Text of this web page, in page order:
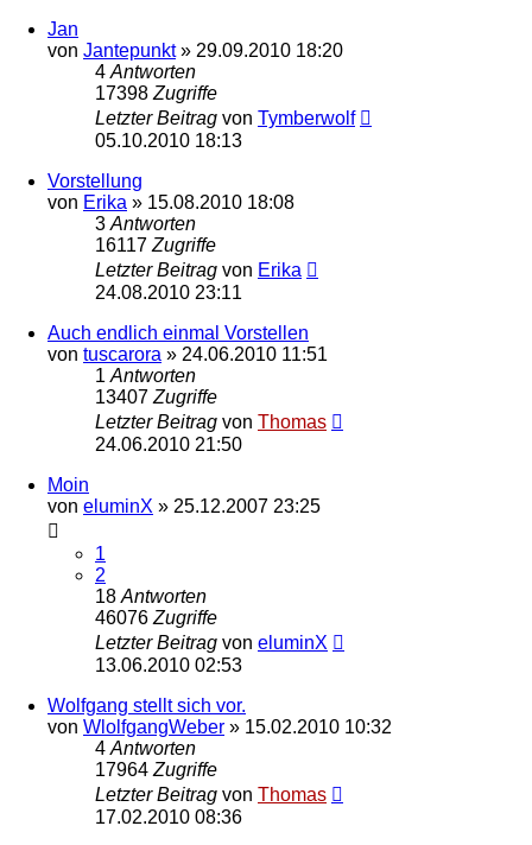
Jan
von Jantepunkt» 29.09.2010 18:20
4 Antworten
17398 Zugriffe
Letzter Beitrag von Tymberwolf
05.10.2010 18:13
Vorstellung
von Erika » 15.08.2010 18:08
3 Antworten
16117 Zugriffe
Letzter Beitrag von Erika
24.08.2010 23:11
Auch endlich einmal Vorstellen
von tuscarora » 24.06.2010 11:51
1 Antworten
13407 Zugriffe
Letzter Beitrag von Thomas
24.06.2010 21:50
Moin
von eluminX » 25.12.2007 23:25
1
2
18 Antworten
46076 Zugriffe
Letzter Beitrag von eluminX
13.06.2010 02:53
Wolfgang stellt sich vor.
von WlolfgangWeber » 15.02.2010 10:32
4 Antworten
17964 Zugriffe
Letzter Beitrag von Thomas
17.02.2010 08:36